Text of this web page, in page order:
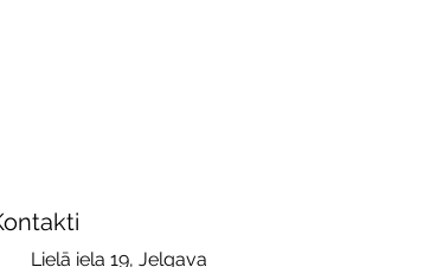
Lielā iela 19, Jelgava